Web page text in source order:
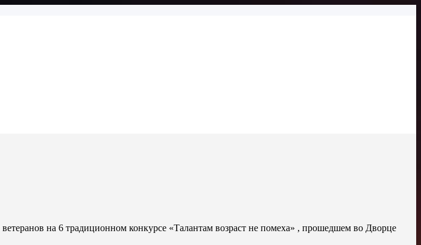
на 6 традиционном конкурсе «Талантам возраст не помеха» , прошедшем во Дворце